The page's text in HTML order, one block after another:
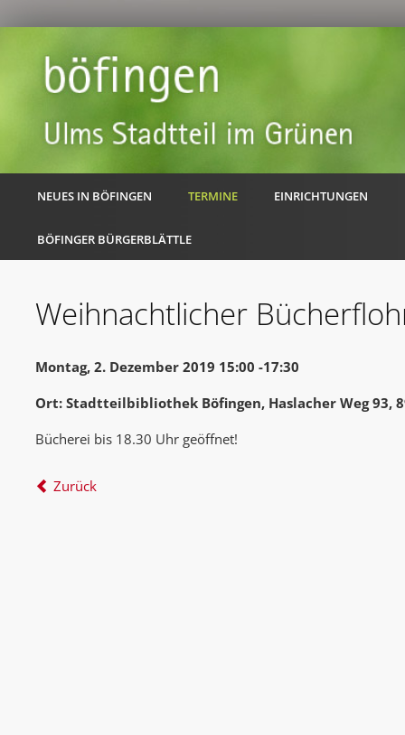
NEUES IN BÖFINGEN TERMINE EINRICHTUNGEN
BÖFINGER BÜRGERBLÄTTLE
Weihnachtlicher
Montag, 2. Dezember 2019 15:00 -17:30
Ort: Stadtteilbibliothek Böfingen, Haslacher Weg 93,
Bücherei bis 18.30 Uhr geöffnet!
Zurück